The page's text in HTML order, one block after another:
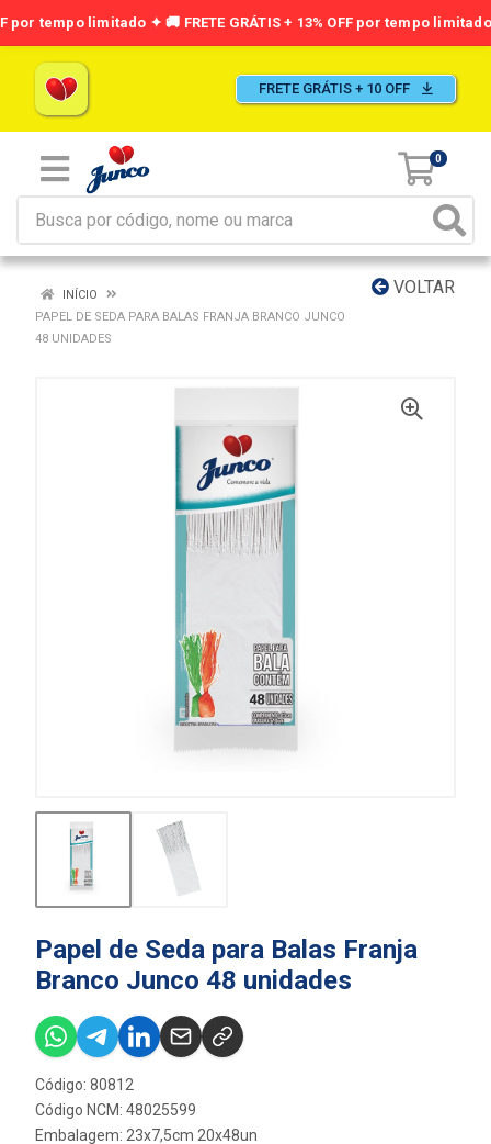
FRETE GRÁTIS + 10 OFF
0
VOLTAR
INÍCIO
PAPEL DE SEDA PARA BALAS FRANJA BRANCO JUNCO
48 UNIDADES
Papel de Seda para Balas Franja
Branco Junco 48 unidades
Código: 80812
Código NCM: 48025599
Embalagem: 23x7,5cm 20x48un